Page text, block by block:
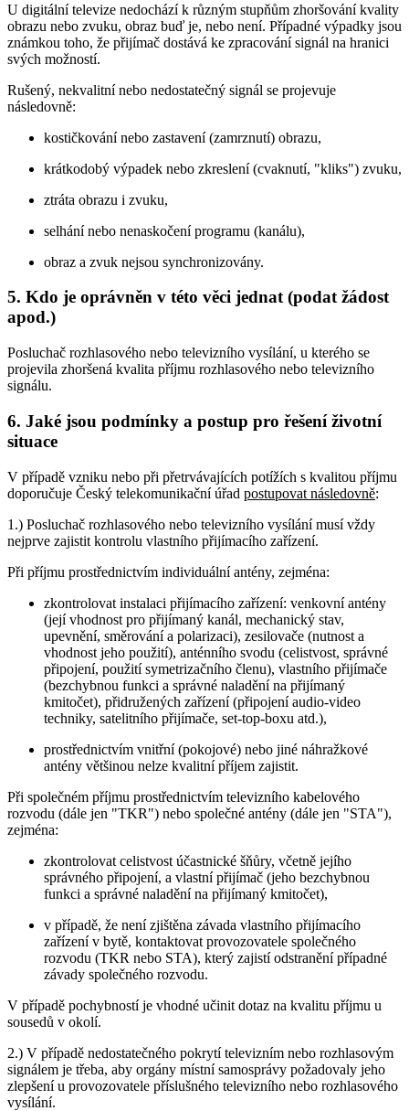
U digitální televize nedochází k různým stupňům zhoršování kvality
obrazu nebo zvuku, obraz buď je, nebo není. Případné výpadky jsou
známkou toho, že přijímač dostává ke zpracování signál na hranici
svých možností.
Rušený, nekvalitní nebo nedostatečný signál se projevuje
následovně:
kostičkování nebo zastavení (zamrznutí) obrazu,
krátkodobý výpadek nebo zkreslení (cvaknutí, "kliks") zvuku,
ztráta obrazu i zvuku,
selhání nebo nenaskočení programu (kanálu),
obraz a zvuk nejsou synchronizovány.
5. Kdo je oprávněn v této věci jednat (podat žádost
apod.)
Posluchač rozhlasového nebo televizního vysílání, u kterého se
projevila zhoršená kvalita příjmu rozhlasového nebo televizního
signálu.
6. Jaké jsou podmínky a postup pro řešení životní
situace
V případě vzniku nebo při přetrvávajících potížích s kvalitou příjmu
doporučuje Český telekomunikační úřad postupovat následovně:
1.) Posluchač rozhlasového nebo televizního vysílání musí vždy
nejprve zajistit kontrolu vlastního přijímacího zařízení.
Při příjmu prostřednictvím individuální antény, zejména:
zkontrolovat instalaci přijímacího zařízení: venkovní antény
(její vhodnost pro přijímaný kanál, mechanický stav,
upevnění, směrování a polarizaci), zesilovače (nutnost a
vhodnost jeho použití), anténního svodu (celistvost, správné
připojení, použití symetrizačního členu), vlastního přijímače
(bezchybnou funkci a správné naladění na přijímaný
kmitočet), přidružených zařízení (připojení audio-video
techniky, satelitního přijímače, set-top-boxu atd.),
prostřednictvím vnitřní (pokojové) nebo jiné náhražkové
antény většinou nelze kvalitní příjem zajistit.
Při společném příjmu prostřednictvím televizního kabelového
rozvodu (dále jen "TKR") nebo společné antény (dále jen "STA"),
zejména:
zkontrolovat celistvost účastnické šňůry, včetně jejího
správného připojení, a vlastní přijímač (jeho bezchybnou
funkci a správné naladění na přijímaný kmitočet),
v případě, že není zjištěna závada vlastního přijímacího
zařízení v bytě, kontaktovat provozovatele společného
rozvodu (TKR nebo STA), který zajistí odstranění případné
závady společného rozvodu.
V případě pochybností je vhodné učinit dotaz na kvalitu příjmu u
sousedů v okolí.
2.) V případě nedostatečného pokrytí televizním nebo rozhlasovým
signálem je třeba, aby orgány místní samosprávy požadovaly jeho
zlepšení u provozovatele příslušného televizního nebo rozhlasového
vysílání.